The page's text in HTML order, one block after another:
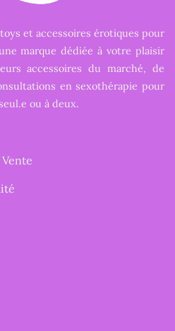
et accessoires érotiques pour
marque dédiée à votre plaisir
accessoires du marché, de
en sexothérapie pour
ou à deux.